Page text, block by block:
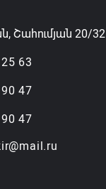
Շահումյան 20/32
63
47
47